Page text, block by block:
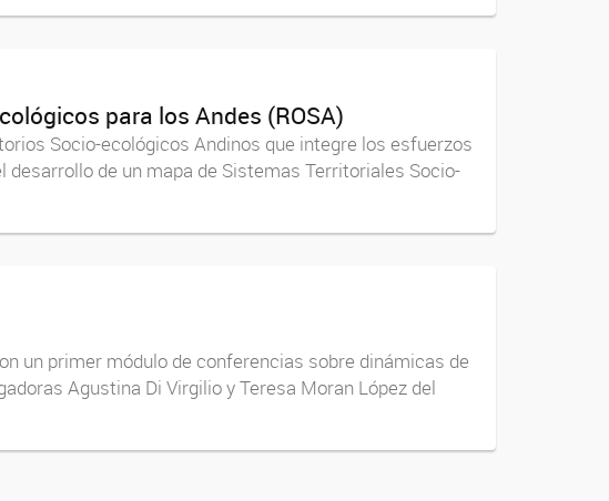
para los Andes (ROSA)
Socio-ecológicos Andinos que integre los esfuerzos
de un mapa de Sistemas Territoriales Socio-
un primer módulo de conferencias sobre dinámicas de
Agustina Di Virgilio y Teresa Moran López del